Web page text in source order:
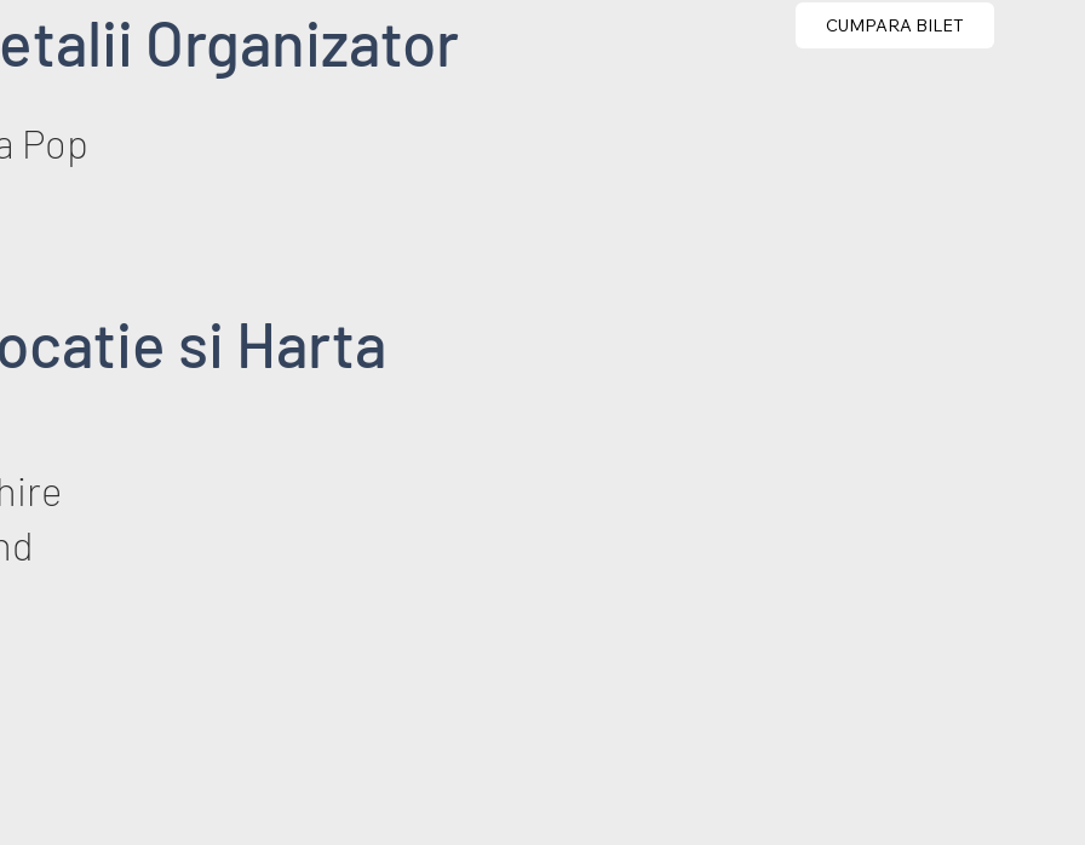
Organizator
Pop
si Harta
CUMPARA BILET